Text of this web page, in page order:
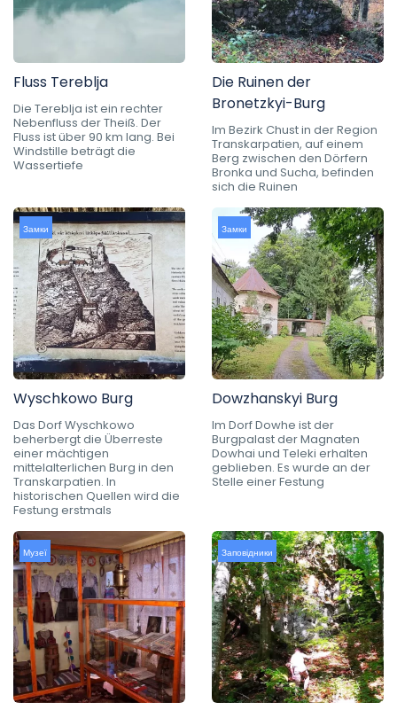
Fluss Tereblja
Die Tereblja ist ein rechter
Nebenfluss der Theiß. Der
Fluss ist über 90 km lang. Bei
Windstille beträgt die
Wassertiefe
Die Ruinen der
Bronetzkyi-Burg
Im Bezirk Chust in der Region
Transkarpatien, auf einem
Berg zwischen den Dörfern
Bronka und Sucha, befinden
sich die Ruinen
Замки
Wyschkowo Burg
Das Dorf Wyschkowo
beherbergt die Überreste
einer mächtigen
mittelalterlichen Burg in den
Transkarpatien. In
historischen Quellen wird die
Festung erstmals
Замки
Dowzhanskyi Burg
Im Dorf Dowhe ist der
Burgpalast der Magnaten
Dowhai und Teleki erhalten
geblieben. Es wurde an der
Stelle einer Festung
Музеї Заповідники